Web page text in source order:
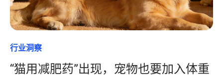
行业洞察
“猫用减肥药”出现，宠物也要加入体重